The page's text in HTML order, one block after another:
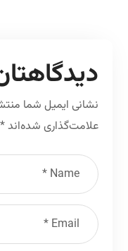
نشانی ایمیل شما
علامت‌گذاری شده‌اند*